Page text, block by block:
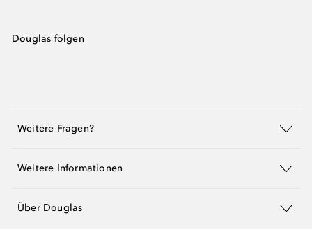
Douglas folgen
Weitere Fragen?
Weitere Informationen
Über Douglas